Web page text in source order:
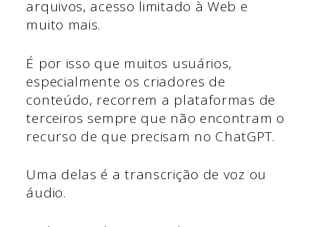
arquivos, acesso limitado à Web e
muito mais.
É por isso que muitos usuários,
especialmente os criadores de
conteúdo, recorrem a plataformas de
terceiros sempre que não encontram o
recurso de que precisam no ChatGPT.
Uma delas é a transcrição de voz ou
áudio.